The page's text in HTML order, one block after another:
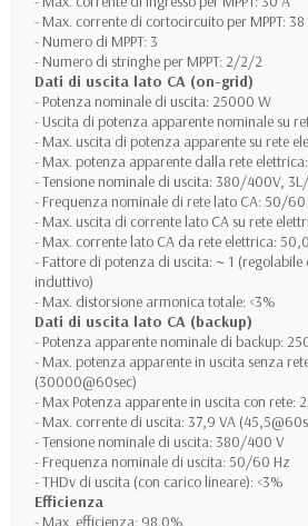
- Max. corrente di cortocircuito per MPPT: 38
- Numero di MPPT: 3
- Numero di stringhe per MPPT: 2/2/2
Dati di uscita lato CA (on-grid)
- Potenza nominale di uscita: 25000 W
- Uscita di potenza apparente nominale su
- Max. uscita di potenza apparente su rete
- Max. potenza apparente dalla rete
- Tensione nominale di uscita: 380/400V,
- Frequenza nominale di rete lato CA: 50/60
- Max. uscita di corrente lato CA su rete
- Max. corrente lato CA da rete elettrica:
- Fattore di potenza di uscita: ~ 1
induttivo)
- Max. distorsione armonica totale: <3%
Dati di uscita lato CA (backup)
- Potenza apparente nominale di backup:
- Max. potenza apparente in uscita senza
(30000@60sec)
- Max Potenza apparente in uscita con rete:
- Max. corrente di uscita: 37,9 VA
- Tensione nominale di uscita: 380/400 V
- Frequenza nominale di uscita: 50/60 Hz
- THDv di uscita (con carico lineare): <3%
Efficienza
- Max. efficienza: 98.0%